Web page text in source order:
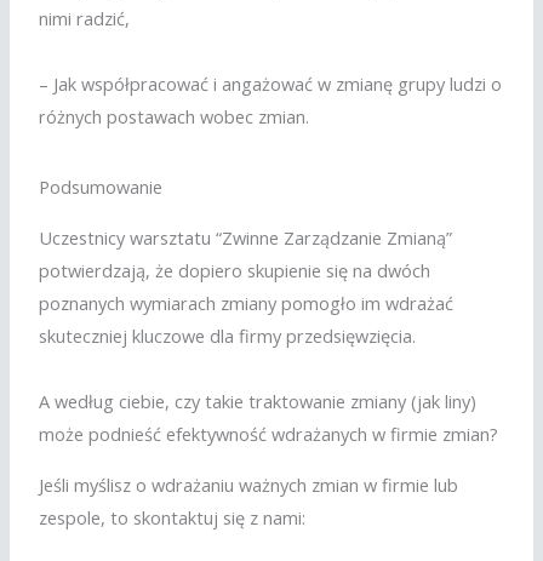
nimi radzić,
– Jak współpracować i angażować w zmianę grupy ludzi o
różnych postawach wobec zmian.
Podsumowanie
Uczestnicy warsztatu “Zwinne Zarządzanie Zmianą”
potwierdzają, że dopiero skupienie się na dwóch
poznanych wymiarach zmiany pomogło im wdrażać
skuteczniej kluczowe dla firmy przedsięwzięcia.
A według ciebie, czy takie traktowanie zmiany (jak liny)
może podnieść efektywność wdrażanych w firmie zmian?
Jeśli myślisz o wdrażaniu ważnych zmian w firmie lub
zespole, to skontaktuj się z nami: